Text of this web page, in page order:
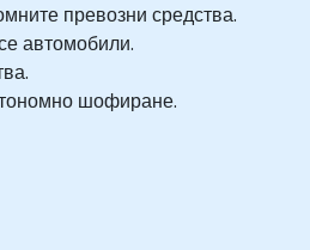
превозни средства.
автомобили.
шофиране.